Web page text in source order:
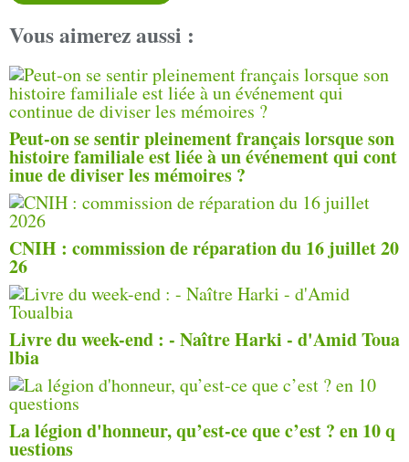
Vous aimerez aussi :
Peut-on se sentir pleinement français lorsque son
histoire familiale est liée à un événement qui cont
inue de diviser les mémoires ?
CNIH : commission de réparation du 16 juillet 20
26
Livre du week-end : - Naître Harki - d'Amid Toua
lbia
La légion d'honneur, qu’est-ce que c’est ? en 10 q
uestions